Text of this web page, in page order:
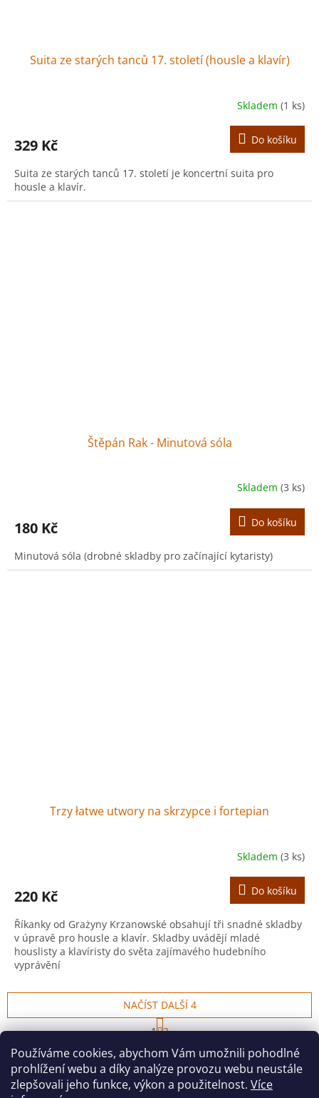
Používáme cookies, abychom Vám umožnili pohodlné
prohlížení webu a díky analýze provozu webu neustále
zlepšovali jeho funkce, výkon a použitelnost. Více
Suita ze starých tanců 17. století (housle a klavír)
Skladem (1 ks)
329 Kč Do košíku
Suita ze starých tanců 17. století je koncertní suita pro
housle a klavír.
Štěpán Rak - Minutová sóla
Skladem (3 ks)
180 Kč Do košíku
Minutová sóla (drobné skladby pro začínající kytaristy)
Trzy łatwe utwory na skrzypce i fortepian
Skladem (3 ks)
220 Kč Do košíku
Říkanky od Grażyny Krzanowské obsahují tři snadné skladby
v úpravě pro housle a klavír. Skladby uvádějí mladé
houslisty a klavíristy do světa zajímavého hudebního
vyprávění
v
l
á
NAČÍST DALŠÍ 4
S
t
r
á
n
k
1 2
25položek celkem
NAHORU